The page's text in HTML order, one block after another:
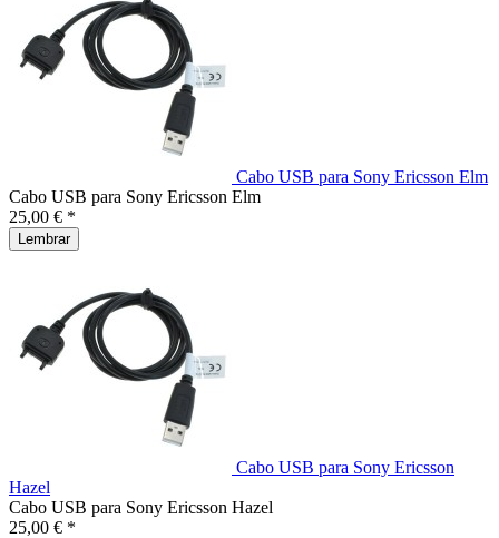
Cabo USB para Sony Ericsson Elm
Cabo USB para Sony Ericsson Elm
25,00 € *
Lembrar
Cabo USB para Sony Ericsson
Hazel
Cabo USB para Sony Ericsson Hazel
25,00 € *